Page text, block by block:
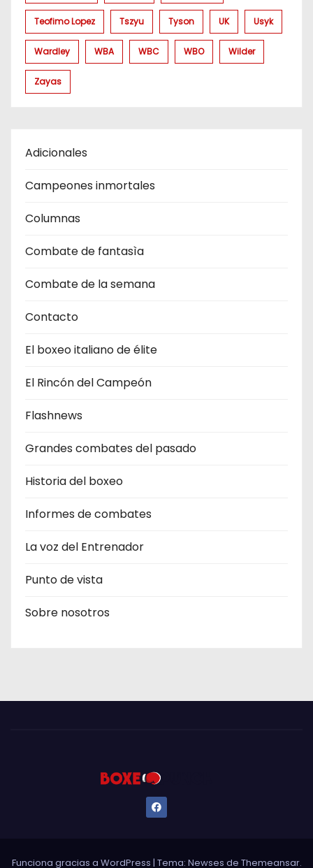
Teofimo Lopez Tszyu Tyson UK Usyk
Wardley WBA WBC WBO Wilder
Zayas
Adicionales
Campeones inmortales
Columnas
Combate de fantasìa
Combate de la semana
Contacto
El boxeo italiano de élite
El Rincón del Campeón
Flashnews
Grandes combates del pasado
Historia del boxeo
Informes de combates
La voz del Entrenador
Punto de vista
Sobre nosotros
Funciona gracias a WordPress | Tema: Newses de Themeansar.